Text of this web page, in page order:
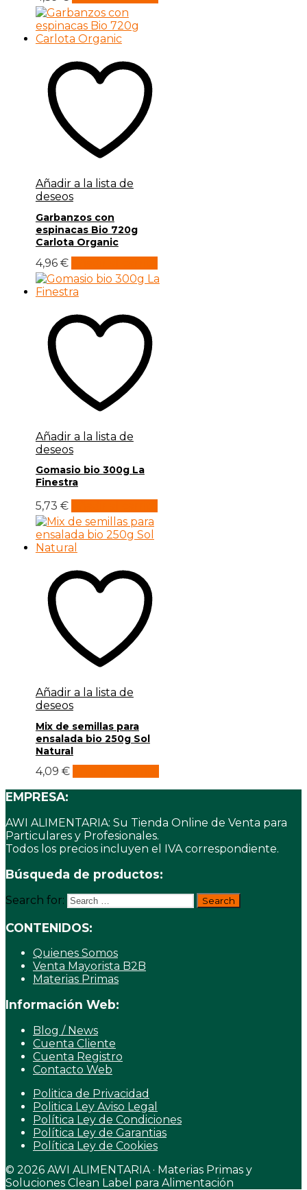
Añadir a la lista de
deseos
Garbanzos con
espinacas Bio 720g
Carlota Organic
4,96 €
Añadir a la lista de
deseos
Gomasio bio 300g La
Finestra
5,73 €
Añadir a la lista de
deseos
Mix de semillas para
ensalada bio 250g Sol
Natural
4,09 €
EMPRESA:
AWI ALIMENTARIA: Su Tienda Online de Venta para
Particulares y Profesionales.
Todos los precios incluyen el IVA correspondiente.
Búsqueda de productos:
Search for:
CONTENIDOS:
Quienes Somos
Venta Mayorista B2B
Materias Primas
Información Web:
Blog / News
Cuenta Cliente
Cuenta Registro
Contacto Web
Politica de Privacidad
Politica Ley Aviso Legal
Política Ley de Condiciones
Política Ley de Garantias
Política Ley de Cookies
© 2026 AWI ALIMENTARIA · Materias Primas y
Soluciones Clean Label para Alimentación